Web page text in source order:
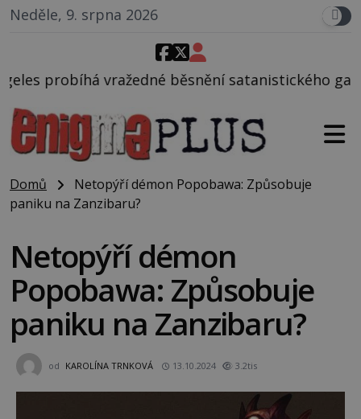
Neděle, 9. srpna 2026
běsnění satanistického gangu vedeného
Domů
Netopýří démon Popobawa: Způsobuje
paniku na Zanzibaru?
Netopýří démon
Popobawa: Způsobuje
paniku na Zanzibaru?
od KAROLÍNA TRNKOVÁ 13.10.2024 3.2tis